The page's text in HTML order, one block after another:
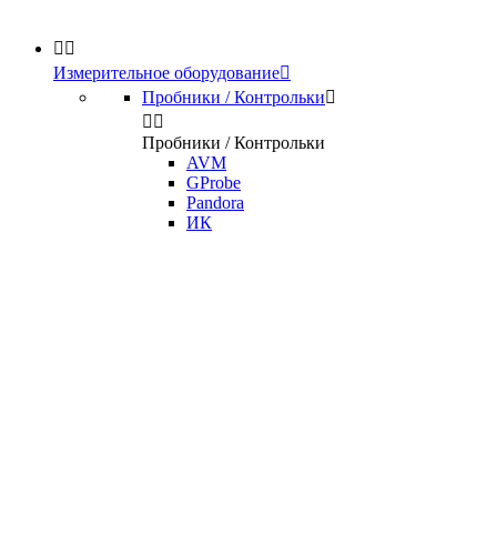
 
Измерительное оборудование
Пробники / Контрольки
 
Пробники / Контрольки
AVM
GProbe
Pandora
ИК